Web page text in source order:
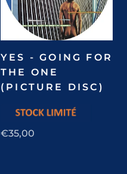
YES - GOING FOR
THE ONE
(PICTURE DISC)
€35,00